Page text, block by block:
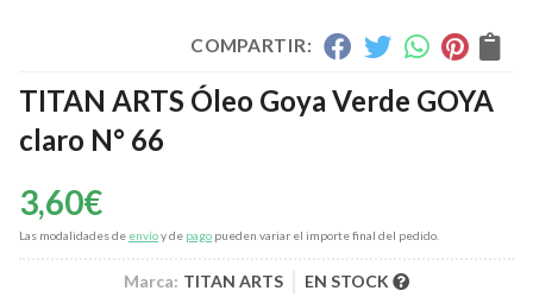
COMPARTIR:
TITAN ARTS Óleo Goya Verde GOYA
claro N° 66
3,60€
Las modalidades de envíoy de pago pueden variar el importe final del pedido.
Marca: TITAN ARTS EN STOCK